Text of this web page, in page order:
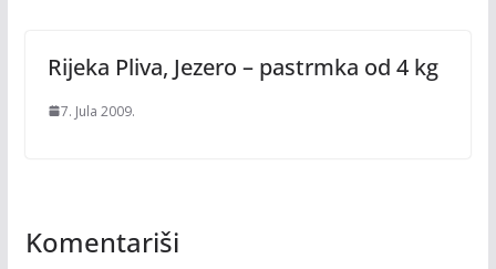
Rijeka Pliva, Jezero – pastrmka od 4 kg
7. Jula 2009.
Komentariši